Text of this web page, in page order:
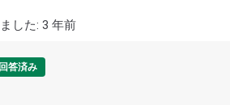
した: 3 年前
回答済み